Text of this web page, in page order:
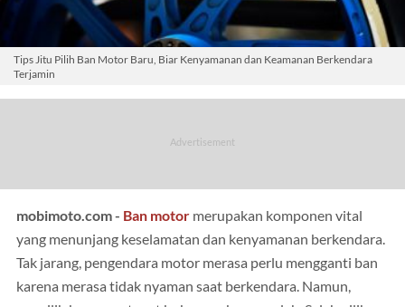
Tips Jitu Pilih Ban Motor Baru, Biar Kenyamanan dan Keamanan Berkendara
Terjamin
mobimoto.com - Ban motor merupakan komponen vital
yang menunjang keselamatan dan kenyamanan berkendara.
Tak jarang, pengendara motor merasa perlu mengganti ban
karena merasa tidak nyaman saat berkendara. Namun,